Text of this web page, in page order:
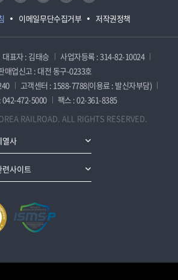
이메일무단수집거부 저작권정책
대표자 : 김태승
사업자등록 : 314-82-10024
매업신고 : 대전 동구-0233호
고객센터 : 1588-7788(이용료 : 발신자부담)
042-472-5000
팩스 : 02-361-8385
RAILROAD. ALL RIGHTS RESERVED.
열사
련사이트